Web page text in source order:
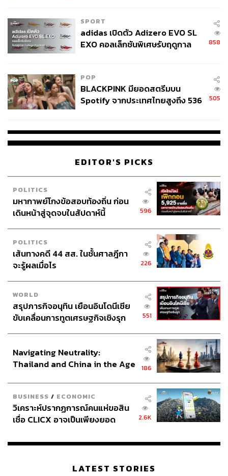
SPORT
adidas เปิดตัว Adizero EVO SL
EXO คอลเล็กชันพิเศษรับฤดูกาล
858
POP
BLACKPINK มียอดสตรีมบน
Spotify จากประเทศไทยสูงถึง 536
505
EDITOR'S PICKS
POLITICS
มหากาพย์โกงข้อสอบท้องถิ่น ก่อน
เดินหน้าสู่จุดจบในสัปดาห์นี้
596
POLITICS
เส้นทางคดี 44 สส. ในชั้นศาลฎีกา
จะรู้ผลเมื่อไร
226
WORLD
สรุปภารกิจอนุทิน เยือนอินโดนีเซีย
ขับเคลื่อนการทูตเศรษฐกิจเชิงรุก
551
Navigating Neutrality:
Thailand and China in the Age
186
BUSINESS / ECONOMIC
วิเคราะห์ปรากฏการณ์คนแห่ขอสิน
เชื่อ CLICX อาจเป็นเพียงยอด
เรือนไทยที่ถูกซุกไว้
2.6K
LATEST STORIES